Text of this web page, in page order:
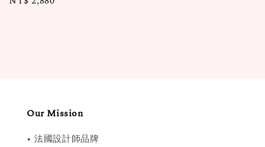
Our Mission
• 法國設計師品牌